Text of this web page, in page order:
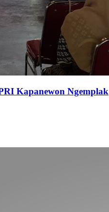
Kapanewon Ngemplak